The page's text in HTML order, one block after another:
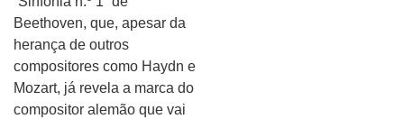
Beethoven, que, apesar da
herança de outros
compositores como Haydn e
Mozart, já revela a marca do
compositor alemão que vai